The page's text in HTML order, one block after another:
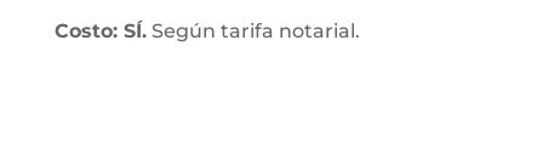
Costo: SÍ.Según tarifa notarial.